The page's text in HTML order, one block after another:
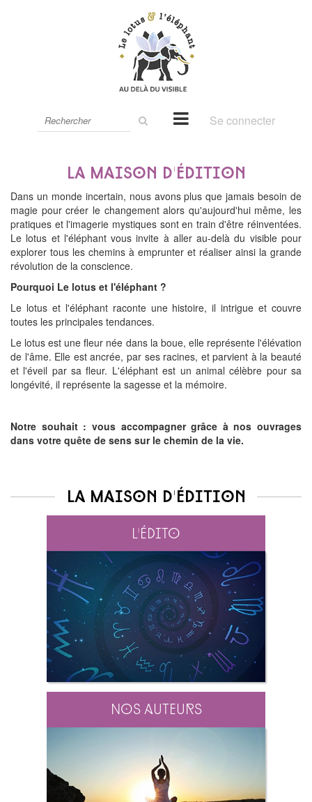
le
Se connecter
La maison d'édition
Dans un monde incertain, nous avons plus que jamais besoin de
magie pour créer le changement alors qu'aujourd'hui même, les
pratiques et l'imagerie mystiques sont en train d'être réinventées.
Le lotus et l'éléphant vous invite à aller au-delà du visible pour
explorer tous les chemins à emprunter et réaliser ainsi la grande
révolution de la conscience.
Pourquoi Le lotus et l'éléphant ?
Le lotus et l'éléphant raconte une histoire, il intrigue et couvre
toutes les principales tendances.
Le lotus est une fleur née dans la boue, elle représente l'élévation
de l'âme. Elle est ancrée, par ses racines, et parvient à la beauté
et l'éveil par sa fleur. L'éléphant est un animal célèbre pour sa
longévité, il représente la sagesse et la mémoire.
Notre souhait : vous accompagner grâce à nos ouvrages
dans votre quête de sens sur le chemin de la vie.
La maison d'édition
L'édito
Nos auteurs